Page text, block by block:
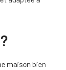
maison bien